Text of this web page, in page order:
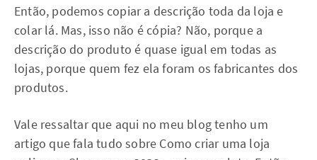
Então, podemos copiar a descrição toda da loja e
colar lá. Mas, isso não é cópia? Não, porque a
descrição do produto é quase igual em todas as
lojas, porque quem fez ela foram os fabricantes dos
produtos.
Vale ressaltar que aqui no meu blog tenho um
artigo que fala tudo sobre Como criar uma loja